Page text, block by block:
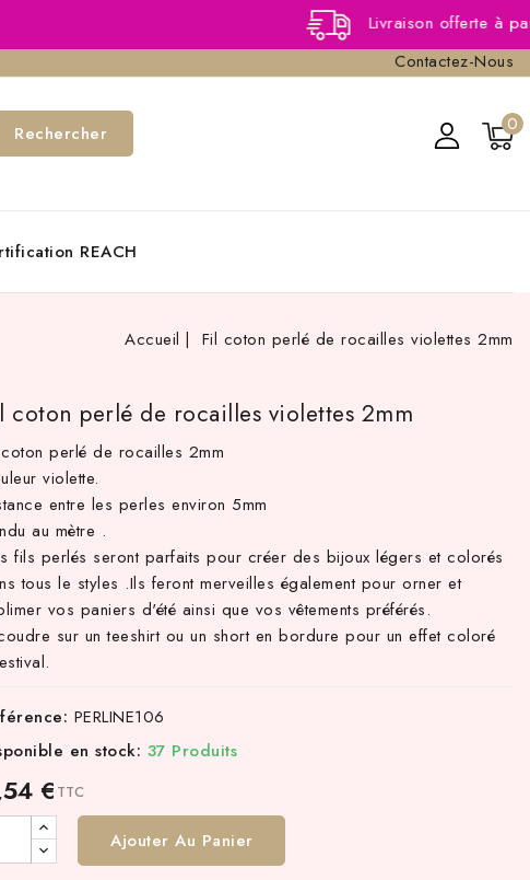
Livraison offerte à partir de
Contactez-Nous
0
Rechercher
REACH
Accueil Fil coton perlé de rocailles violettes 2mm
coton perlé de rocailles violettes 2mm
perlé de rocailles 2mm
violette.
entre les perles environ 5mm
au mètre .
fils perlés seront parfaits pour créer des bijoux légers et colorés
tous le styles .Ils feront merveilles également pour orner et
vos paniers d'été ainsi que vos vêtements préférés.
sur un teeshirt ou un short en bordure pour un effet coloré
PERLINE106
en stock: 37 Produits
€ TTC
Ajouter Au Panier